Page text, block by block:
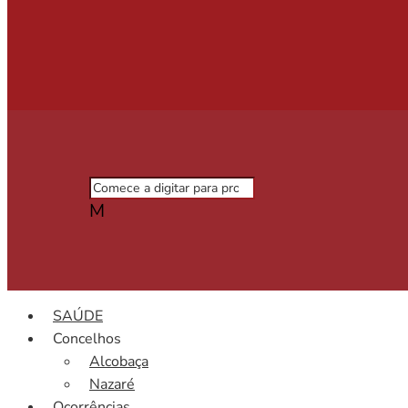
M
SAÚDE
Concelhos
Alcobaça
Nazaré